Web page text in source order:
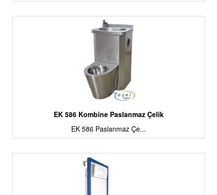
EK 586 Kombine Paslanmaz Çelik
EK 586 Paslanmaz Çe...